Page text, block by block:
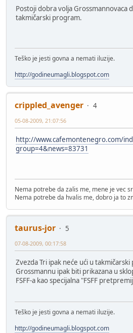
Postoji dobra volja Grossmannovaca
takmičarski program.
Teško je jesti govna a nemati iluzije.
http://godineumagli.blogspot.com
crippled_avenger
4
05-08-2009, 21:07:56
http://www.cafemontenegro.com/
group=4&news=83731
Nema potrebe da zalis me, mene je vec
Nema potrebe da hvalis me, dobro ja to
taurus-jor
5
07-08-2009, 00:17:58
Zvezda Tri ipak neće ući u
Grossmannu ipak biti prikazana u
FSFF-a kao specijalna "FSFF
Teško je jesti govna a nemati iluzije.
http://godineumagli.blogspot.com